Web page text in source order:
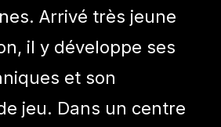
Arrivé très jeune
il y développe ses
et son
jeu. Dans un centre